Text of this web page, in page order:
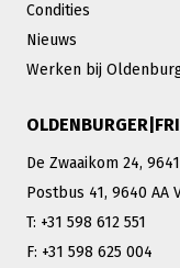
Condities
Nieuws
Werken bij
De Zwaaikom 24,
Postbus 41, 9640 AA
T: +31 598 612 551
F: +31 598 625 004